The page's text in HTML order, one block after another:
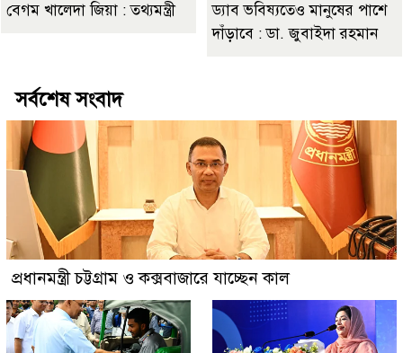
বেগম খালেদা জিয়া : তথ্যমন্ত্রী
ড্যাব ভবিষ্যতেও মানুষের পাশে
দাঁড়াবে : ডা. জুবাইদা রহমান
সর্বশেষ সংবাদ
প্রধানমন্ত্রী চট্টগ্রাম ও কক্সবাজারে যাচ্ছেন কাল